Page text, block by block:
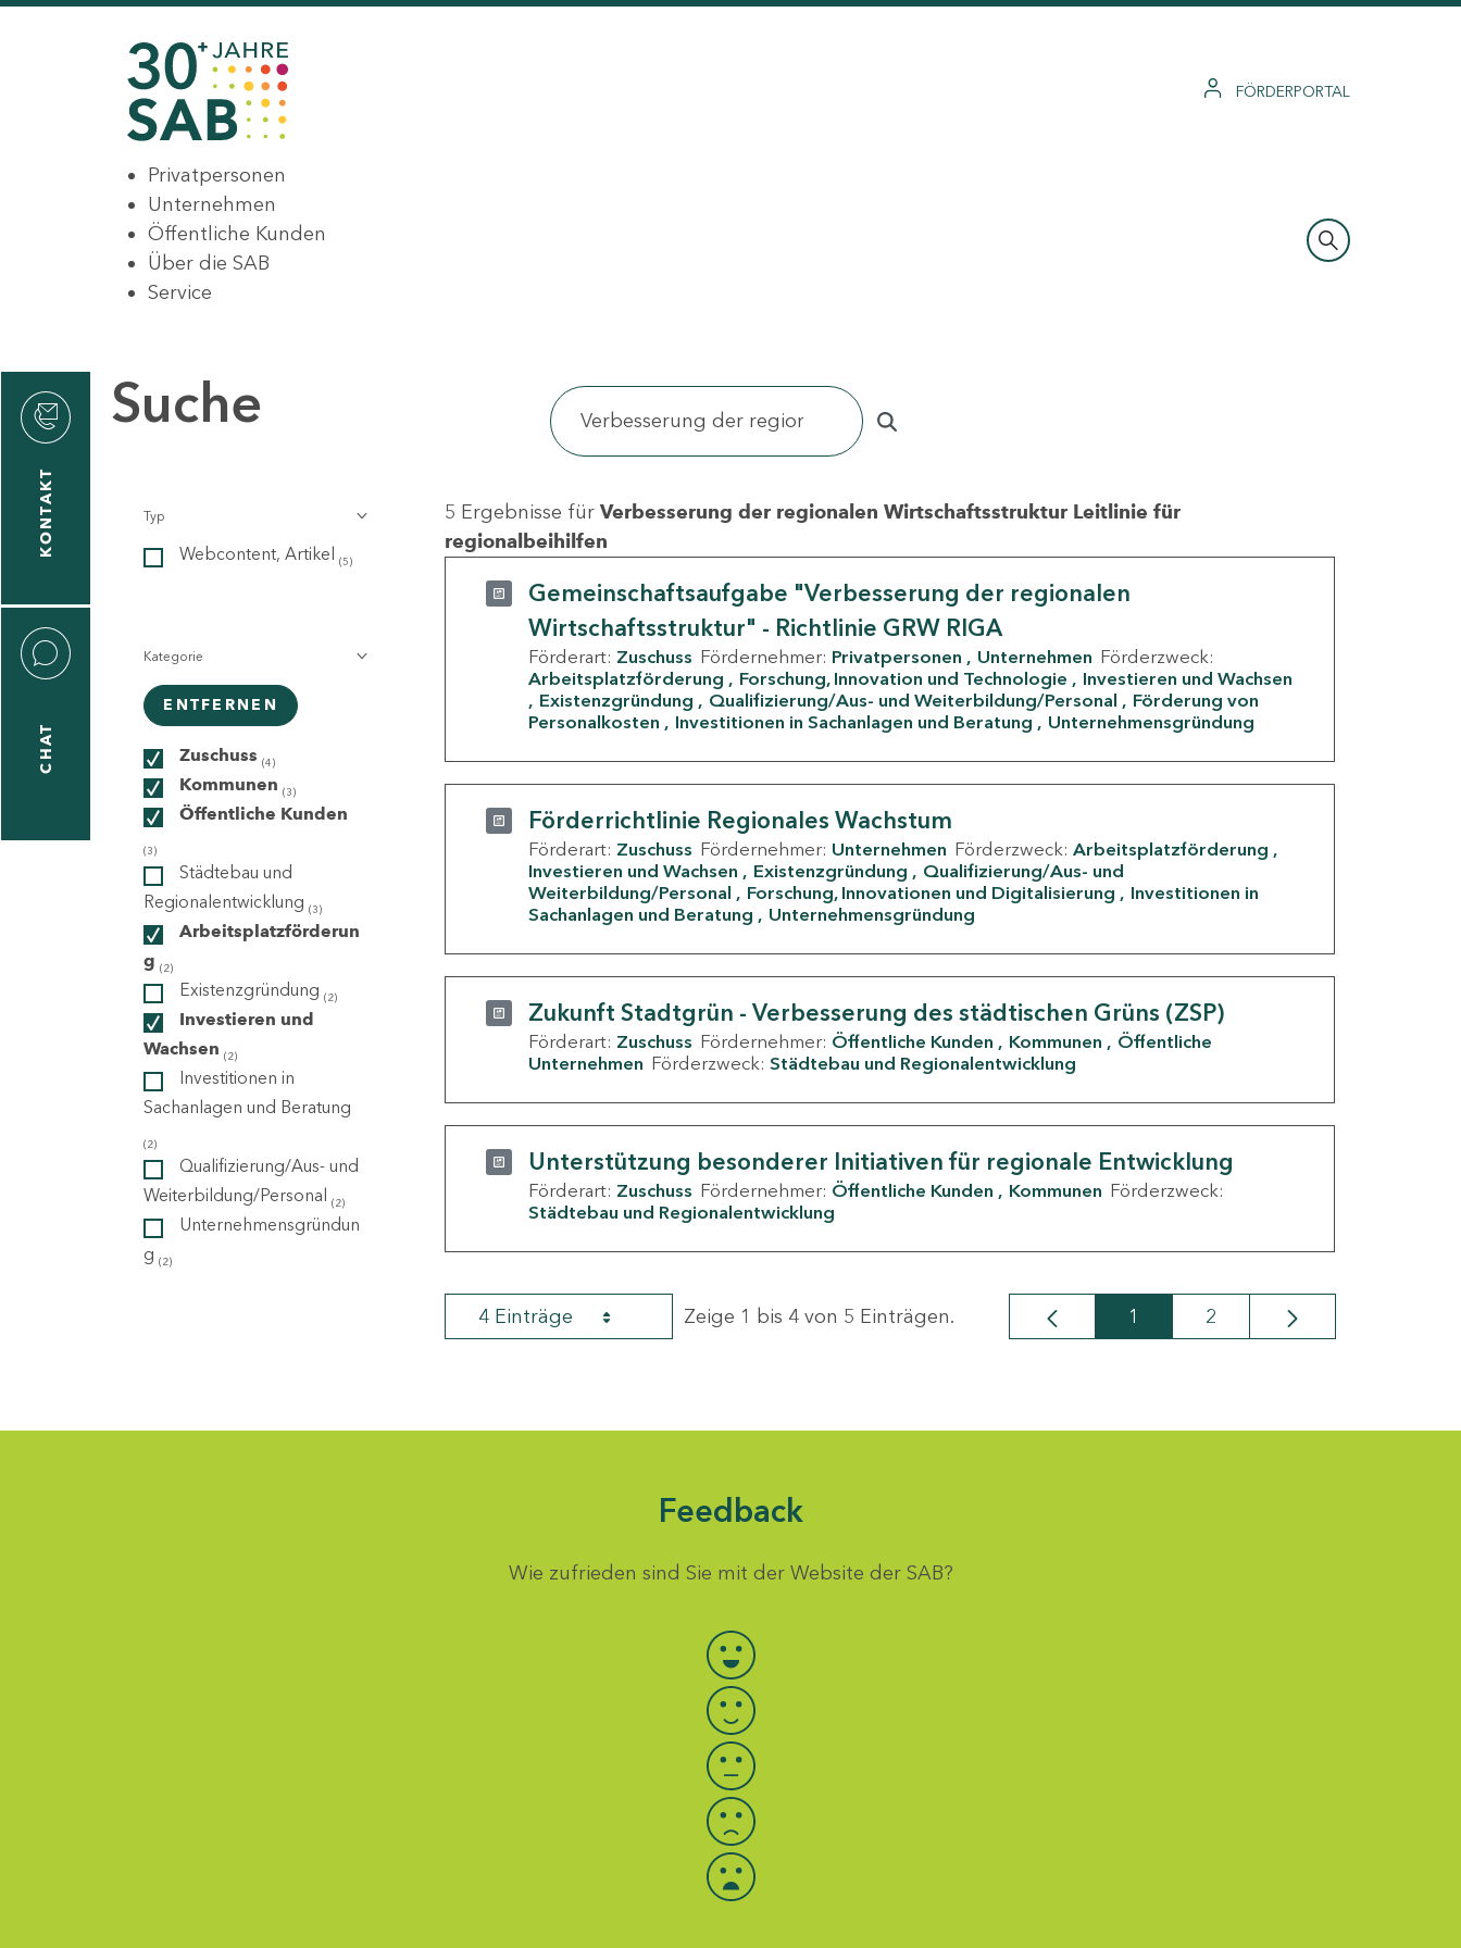
FÖRDERPORTAL
Privatpersonen
Unternehmen
Öffentliche Kunden
Über die SAB
Service
KONTAKT
CHAT
Suche
Typ
Webcontent, Artikel (5)
Kategorie
ENTFERNEN
Zuschuss (4)
Kommunen (3)
Öffentliche Kunden
(3)
Städtebau und
Regionalentwicklung (3)
Arbeitsplatzförderun
g (2)
Existenzgründung (2)
Investieren und
Wachsen (2)
Investitionen in
Sachanlagen und Beratung
(2)
Qualifizierung/Aus- und
Weiterbildung/Personal (2)
Unternehmensgründun
g (2)
5 Ergebnisse für Verbesserung der regionalen Wirtschaftsstruktur Leitlinie für
regionalbeihilfen
Gemeinschaftsaufgabe "Verbesserung der regionalen
Wirtschaftsstruktur" - Richtlinie GRW RIGA
Förderart: Zuschuss Fördernehmer: Privatpersonen Unternehmen Förderzweck:
Arbeitsplatzförderung
Forschung, Innovation und Technologie
Investieren und Wachsen
Existenzgründung
Qualifizierung/Aus- und Weiterbildung/Personal
Förderung von
Personalkosten
Investitionen in Sachanlagen und Beratung Unternehmensgründung
Förderrichtlinie Regionales Wachstum
Förderart: Zuschuss Fördernehmer: Unternehmen Förderzweck: Arbeitsplatzförderung
Investieren und Wachsen
Existenzgründung
Qualifizierung/Aus- und
Weiterbildung/Personal
Forschung, Innovationen und Digitalisierung
Investitionen in
Sachanlagen und Beratung
Unternehmensgründung
Zukunft Stadtgrün - Verbesserung des städtischen Grüns (ZSP)
Förderart: Zuschuss Fördernehmer: Öffentliche Kunden Kommunen
Öffentliche
Unternehmen Förderzweck: Städtebau und Regionalentwicklung
Unterstützung besonderer Initiativen für regionale Entwicklung
Förderart: Zuschuss Fördernehmer: Öffentliche Kunden Kommunen Förderzweck:
Städtebau und Regionalentwicklung
4 Einträge Zeige 1 bis 4 von 5 Einträgen. Seite
1 Seite
2
Feedback
Wie zufrieden sind Sie mit der Website der SAB?
Bewertung auswählen